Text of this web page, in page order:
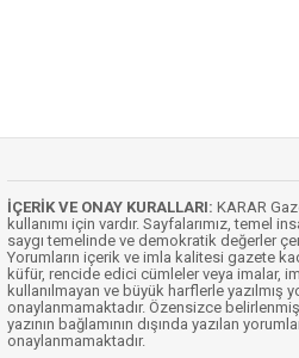
İÇERİK VE ONAY KURALLARI: KARAR
kullanımı için vardır. Sayfalarımız, temel
saygı temelinde ve demokratik değerler
Yorumların içerik ve imla kalitesi gazete
küfür, rencide edici cümleler veya imalar,
kullanılmayan ve büyük harflerle yazılmış
onaylanmamaktadır. Özensizce
yazının bağlamının dışında yazılan
onaylanmamaktadır.